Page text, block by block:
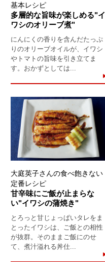
基本レシピ
多層的な旨味が楽しめる"イ
ワシのオリーブ煮"
にんにくの香りを含んだたっぷ
りのオリーブオイルが、イワシ
やトマトの旨味を引き立てま
す。おかずとしては...
大庭英子さんの食べ飽きない
定番レシピ
甘辛味にご飯が止まらな
い"イワシの蒲焼き"
とろっと甘じょっぱいタレをま
とったイワシは、ご飯との相性
が抜群。そのままご飯にのせ
て、煮汁溢れる丼仕...